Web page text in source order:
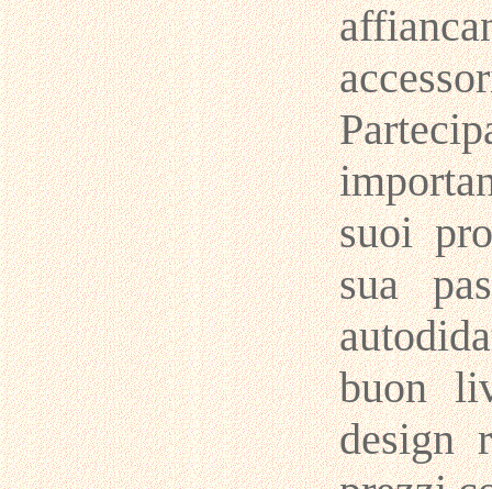
suoi
sua
buon
design